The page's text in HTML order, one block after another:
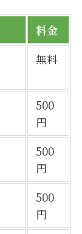
料金
無料
500
円
500
円
500
円